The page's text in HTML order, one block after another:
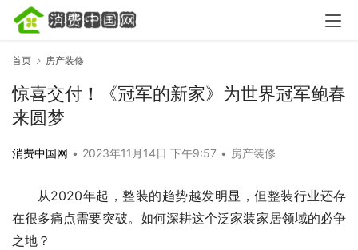
首页 房产装修
惊喜交付！《冠军的新家》为世界冠军鲍春
来圆梦
消费中国网 • 2023年11月14日 下午9:57 • 房产装修
从2020年起，整装的趋势越发明显，但整装行业还存
在很多痛点需要突破。如何深耕这个泛家装家居领域的必争
之地？